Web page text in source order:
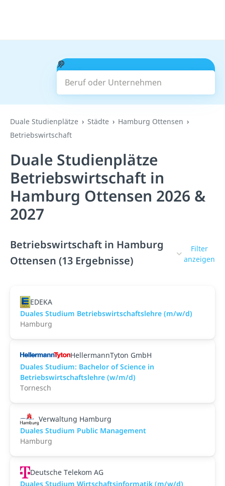
Beruf oder Unternehmen
Suchen
Duale Studienplätze Städte
Hamburg Ottensen
Betriebswirtschaft
Duale Studienplätze
Betriebswirtschaft in
Hamburg Ottensen 2026 &
2027
Betriebswirtschaft in Hamburg
Ottensen (13 Ergebnisse)
Filter
anzeigen
EDEKA
Duales Studium Betriebswirtschaftslehre (m/w/d)
Hamburg
HellermannTyton GmbH
Duales Studium: Bachelor of Science in
Betriebswirtschaftslehre (w/m/d)
Tornesch
Verwaltung Hamburg
Duales Studium Public Management
Hamburg
Deutsche Telekom AG
Duales Studium Wirtschaftsinformatik (m/w/d)